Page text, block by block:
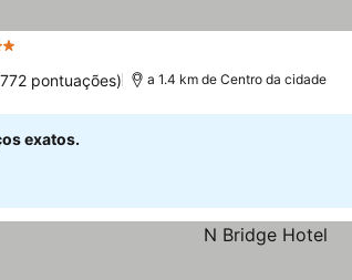
pontuações) a 1.4 km de Centro da cidade
exatos.